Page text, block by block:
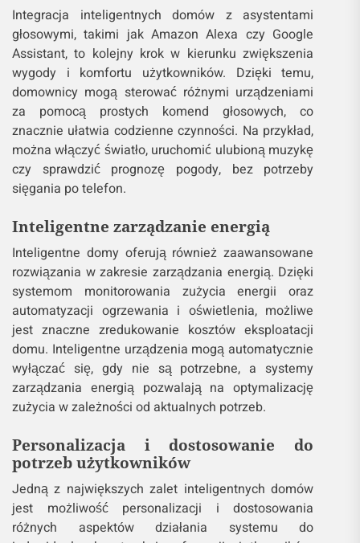
Integracja inteligentnych domów z asystentami
głosowymi, takimi jak Amazon Alexa czy Google
Assistant, to kolejny krok w kierunku zwiększenia
wygody i komfortu użytkowników. Dzięki temu,
domownicy mogą sterować różnymi urządzeniami
za pomocą prostych komend głosowych, co
znacznie ułatwia codzienne czynności. Na przykład,
można włączyć światło, uruchomić ulubioną muzykę
czy sprawdzić prognozę pogody, bez potrzeby
sięgania po telefon.
Inteligentne zarządzanie energią
Inteligentne domy oferują również zaawansowane
rozwiązania w zakresie zarządzania energią. Dzięki
systemom monitorowania zużycia energii oraz
automatyzacji ogrzewania i oświetlenia, możliwe
jest znaczne zredukowanie kosztów eksploatacji
domu. Inteligentne urządzenia mogą automatycznie
wyłączać się, gdy nie są potrzebne, a systemy
zarządzania energią pozwalają na optymalizację
zużycia w zależności od aktualnych potrzeb.
Personalizacja i dostosowanie do
potrzeb użytkowników
Jedną z największych zalet inteligentnych domów
jest możliwość personalizacji i dostosowania
różnych aspektów działania systemu do